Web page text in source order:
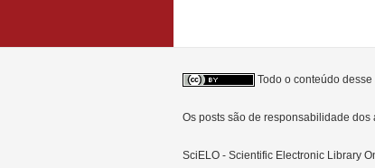
Todo o conteúdo
Os posts são de responsabilidade
SciELO - Scientific Electronic Library